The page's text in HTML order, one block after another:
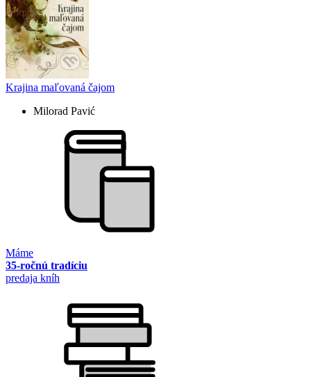
Krajina maľovaná čajom
Milorad Pavić
Máme
35-ročnú tradíciu
predaja kníh